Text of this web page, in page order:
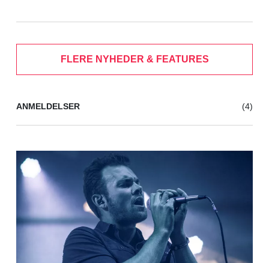
FLERE NYHEDER & FEATURES
ANMELDELSER (4)